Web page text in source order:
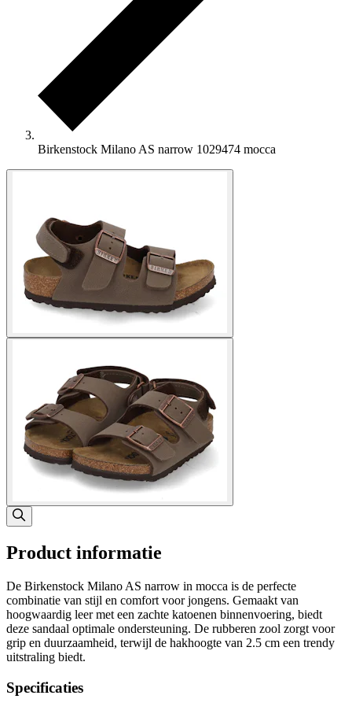
Birkenstock Milano AS narrow 1029474 mocca
Product informatie
De Birkenstock Milano AS narrow in mocca is de perfecte
combinatie van stijl en comfort voor jongens. Gemaakt van
hoogwaardig leer met een zachte katoenen binnenvoering, biedt
deze sandaal optimale ondersteuning. De rubberen zool zorgt voor
grip en duurzaamheid, terwijl de hakhoogte van 2.5 cm een trendy
uitstraling biedt.
Specificaties